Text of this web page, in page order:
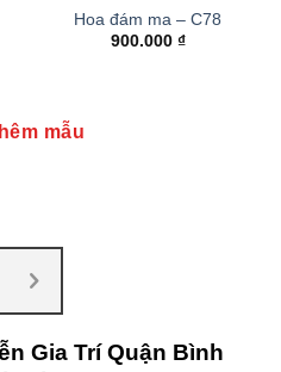
Hoa đám ma – C78
900.000 ₫
mẫu
Gia Trí Quận Bình